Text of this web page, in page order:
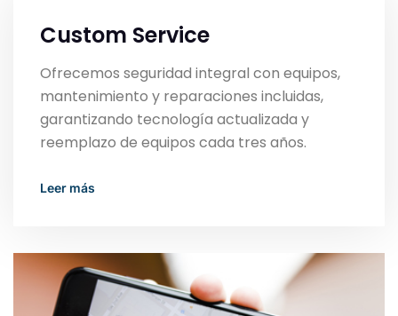
Custom Service
Ofrecemos seguridad integral con equipos,
mantenimiento y reparaciones incluidas,
garantizando tecnología actualizada y
reemplazo de equipos cada tres años.
Read More